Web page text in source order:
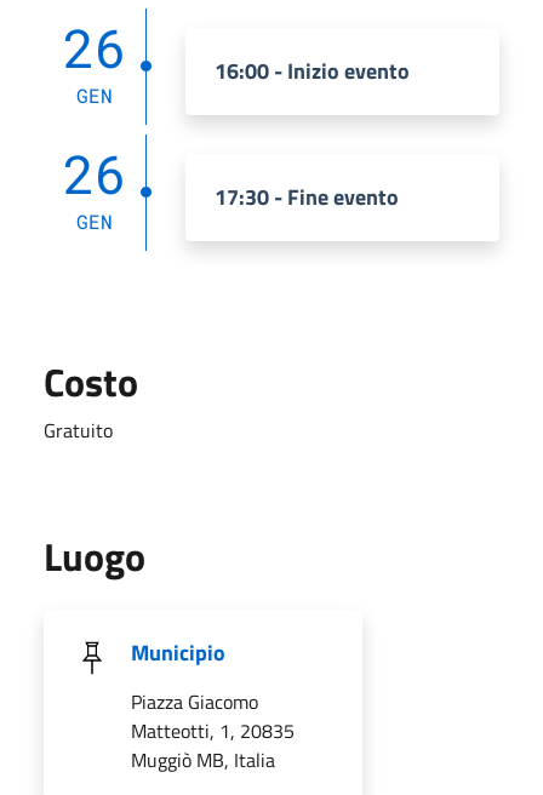
26
GEN
16:00 - Inizio evento
26
GEN
17:30 - Fine evento
Costo
Gratuito
Luogo
Municipio
Piazza Giacomo
Matteotti, 1, 20835
Muggiò MB, Italia